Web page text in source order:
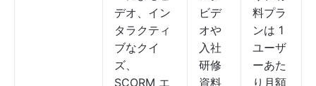
デオ、イン
タラクティ
ブなクイ
ズ、
SCORM エ
ビデ
オや
入社
研修
資料
料プラ
ンは 1
ユーザ
ーあた
り月額